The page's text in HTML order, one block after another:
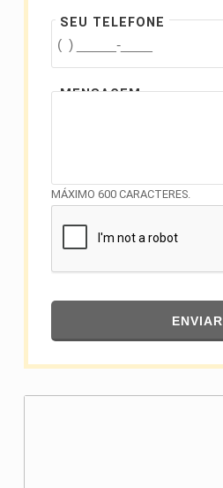
SEU TELEFONE
MENSAGEM
MÁXIMO 600 CARACTERES.
ENVIAR